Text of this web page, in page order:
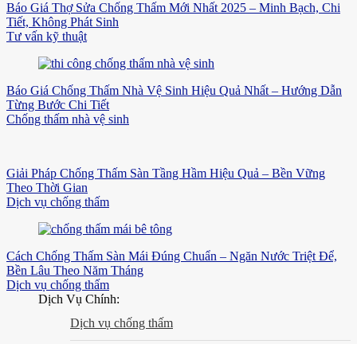
Báo Giá Thợ Sửa Chống Thấm Mới Nhất 2025 – Minh Bạch, Chi
Tiết, Không Phát Sinh
Tư vấn kỹ thuật
Báo Giá Chống Thấm Nhà Vệ Sinh Hiệu Quả Nhất – Hướng Dẫn
Từng Bước Chi Tiết
Chống thấm nhà vệ sinh
Giải Pháp Chống Thấm Sàn Tầng Hầm Hiệu Quả – Bền Vững
Theo Thời Gian
Dịch vụ chống thấm
Cách Chống Thấm Sàn Mái Đúng Chuẩn – Ngăn Nước Triệt Để,
Bền Lâu Theo Năm Tháng
Dịch vụ chống thấm
Dịch Vụ Chính:
Dịch vụ chống thấm